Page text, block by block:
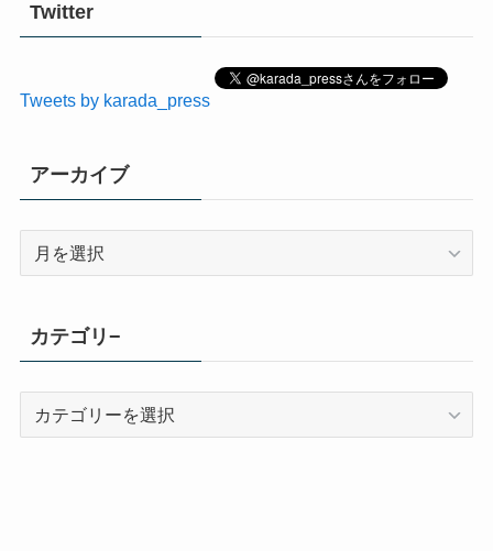
Twitter
Tweets by karada_press
アーカイブ
ブ
カテゴリ−